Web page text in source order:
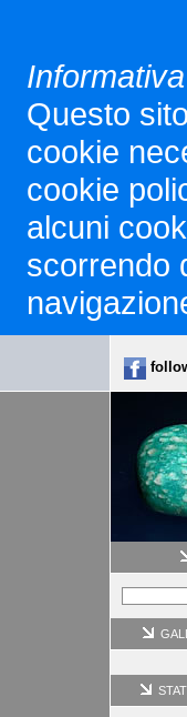
Informativa
Questo
cookie
cookie
alcuni
scorrendo